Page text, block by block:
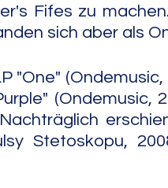
Fifes zu
sich aber als
"One" (Ondemusic,
(Ondemusic,
Stetoskopu,